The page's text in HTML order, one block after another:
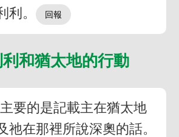
利。
和猶太地的行動
要的是記載主在猶太地
祂在那裡所說深奧的話。